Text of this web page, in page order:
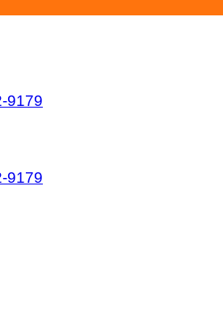
9179
9179